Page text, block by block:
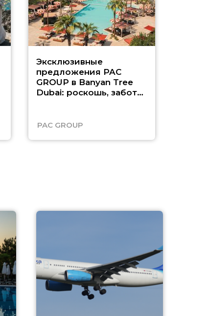
Эксклюзивные
предложения PAC
GROUP в Banyan Tree
Dubai: роскошь, забота
PAC GROUP